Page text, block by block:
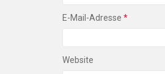
E-Mail-Adresse *
Website